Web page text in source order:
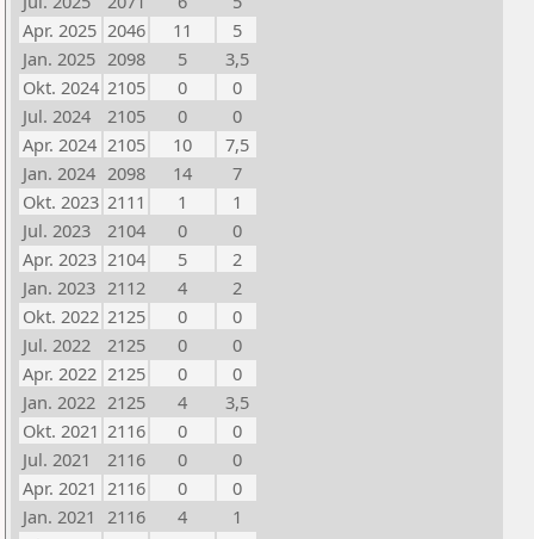
Apr. 2025 2046 11
5
Jan. 2025 2098 5
3,5
Okt. 2024 2105 0
0
Jul. 2024
2105 0
0
Apr. 2024 2105 10
7,5
Jan. 2024 2098 14
7
Okt. 2023 2111 1
1
Jul. 2023
2104 0
0
Apr. 2023 2104 5
2
Jan. 2023 2112 4
2
Okt. 2022 2125 0
0
Jul. 2022
2125 0
0
Apr. 2022 2125 0
0
Jan. 2022 2125 4
3,5
Okt. 2021 2116 0
0
Jul. 2021
2116 0
0
Apr. 2021 2116 0
0
Jan. 2021 2116 4
1